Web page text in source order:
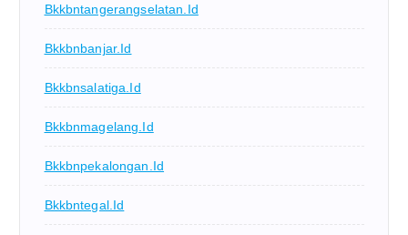
Bkkbntangerangselatan.id
Bkkbnbanjar.id
Bkkbnsalatiga.id
Bkkbnmagelang.id
Bkkbnpekalongan.id
Bkkbntegal.id